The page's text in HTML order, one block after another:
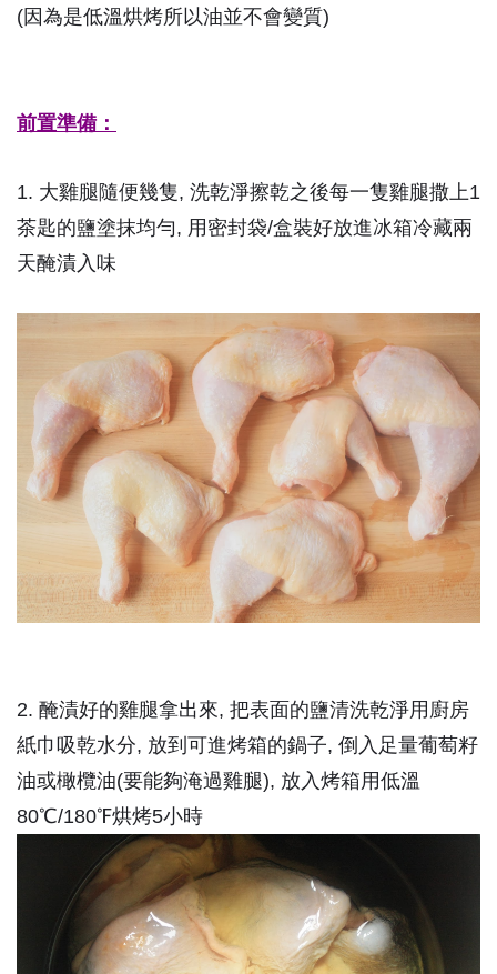
(因為是低溫烘烤所以油並不會變質)
前置準備：
1. 大雞腿隨便幾隻, 洗乾淨擦乾之後每一隻雞腿撒上1
茶匙的鹽塗抹均勻, 用密封袋/盒裝好放進冰箱冷藏兩
天醃漬入味
2. 醃漬好的雞腿拿出來, 把表面的鹽清洗乾淨用廚房
紙巾吸乾水分, 放到可進烤箱的鍋子, 倒入足量葡萄籽
油或橄欖油(要能夠淹過雞腿), 放入烤箱用低溫
80℃/180℉烘烤5小時